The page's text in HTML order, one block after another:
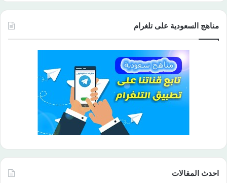
مناهج السعودية على تلغرام
احدث المقالات